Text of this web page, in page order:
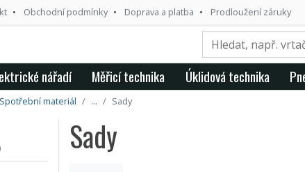
Obchodní podmínky Doprava a platba Prodloužení záruky
nářadí Měřicí technika Úklidová technika
Spotřební materiál ... Sady
Sady